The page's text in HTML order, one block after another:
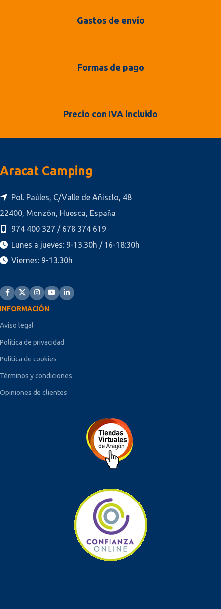
Gastos de envío
Formas de pago
Precio con IVA incluido
Aracat Camping
Pol. Paúles, C/Valle de Añisclo, 48
22400, Monzón, Huesca, España
974 400 327 / 678 374 619
Lunes a jueves: 9-13.30h / 16-18:30h
Viernes: 9-13.30h
INFORMACIÓN
Aviso legal
Política de privacidad
Política de cookies
Términos y condiciones
Opiniones de clientes